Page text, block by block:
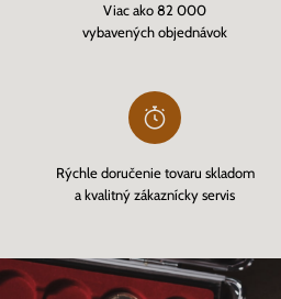
Viac ako 82 000
vybavených objednávok
Rýchle doručenie tovaru skladom
a kvalitný zákaznícky servis